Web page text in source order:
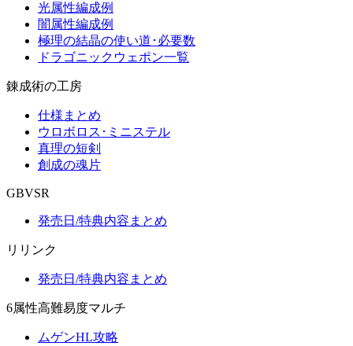
光属性編成例
闇属性編成例
極理の結晶の使い道･必要数
ドラゴニックウェポン一覧
錬成術の工房
仕様まとめ
ウロボロス･ミニステル
真理の短剣
創成の魂片
GBVSR
発売日/特典内容まとめ
リリンク
発売日/特典内容まとめ
6属性高難易度マルチ
ムゲンHL攻略